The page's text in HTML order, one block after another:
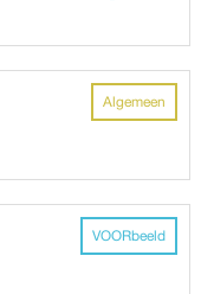
Algemeen
VOORbeeld